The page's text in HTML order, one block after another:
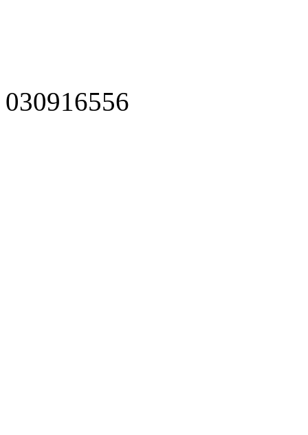
030916556